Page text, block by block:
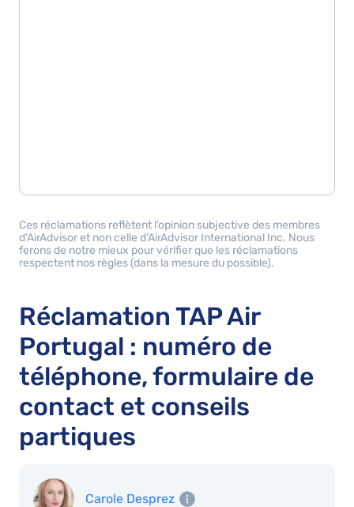
Ces réclamations reflètent l’opinion subjective des membres
d’AirAdvisor et non celle d’AirAdvisor International Inc. Nous
ferons de notre mieux pour vérifier que les réclamations
respectent nos règles (dans la mesure du possible).
Réclamation TAP Air
Portugal : numéro de
téléphone, formulaire de
contact et conseils
partiques
Carole Desprez